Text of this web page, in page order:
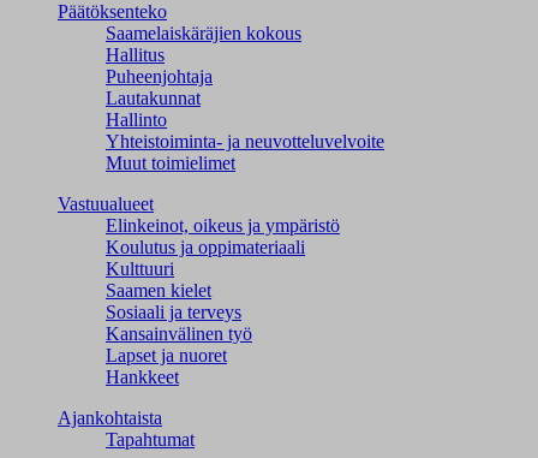
Päätöksenteko
Saamelaiskäräjien kokous
Hallitus
Puheenjohtaja
Lautakunnat
Hallinto
Yhteistoiminta- ja neuvotteluvelvoite
Muut toimielimet
Vastuualueet
Elinkeinot, oikeus ja ympäristö
Koulutus ja oppimateriaali
Kulttuuri
Saamen kielet
Sosiaali ja terveys
Kansainvälinen työ
Lapset ja nuoret
Hankkeet
Ajankohtaista
Tapahtumat